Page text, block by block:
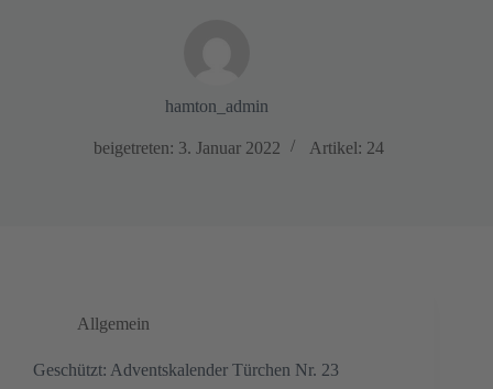
hamton_admin
beigetreten: 3. Januar 2022 Artikel: 24
Allgemein
Geschützt: Adventskalender Türchen Nr. 23